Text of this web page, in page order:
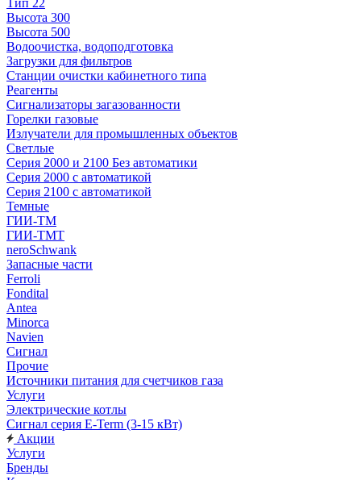
Тип 22
Высота 300
Высота 500
Водоочистка, водоподготовка
Загрузки для фильтров
Станции очистки кабинетного типа
Реагенты
Сигнализаторы загазованности
Горелки газовые
Излучатели для промышленных объектов
Светлые
Серия 2000 и 2100 Без автоматики
Серия 2000 с автоматикой
Серия 2100 с автоматикой
Темные
ГИИ-ТМ
ГИИ-ТМТ
neroSchwank
Запасные части
Ferroli
Fondital
Antea
Minorca
Navien
Сигнал
Прочие
Источники питания для счетчиков газа
Услуги
Электрические котлы
Сигнал серия E-Term (3-15 кВт)
Акции
Услуги
Бренды